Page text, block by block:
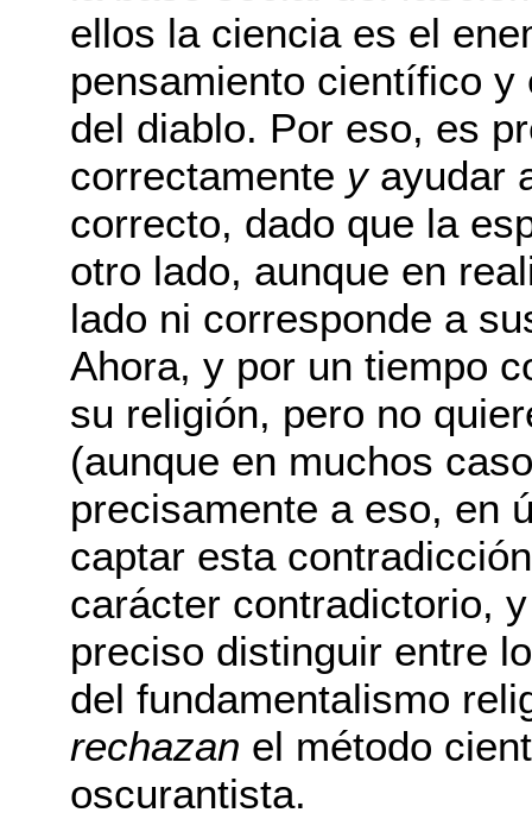
ellos la ciencia es el
pensamiento científico
del diablo. Por eso, es
correctamente yayudar
correcto, dado que la
otro lado, aunque en
lado ni corresponde a
Ahora, y por un tiempo
su religión, pero no
(aunque en muchos
precisamente a eso, en
captar esta
carácter contradictorio,
preciso distinguir entre
del fundamentalismo
rechazan el método
oscurantista.